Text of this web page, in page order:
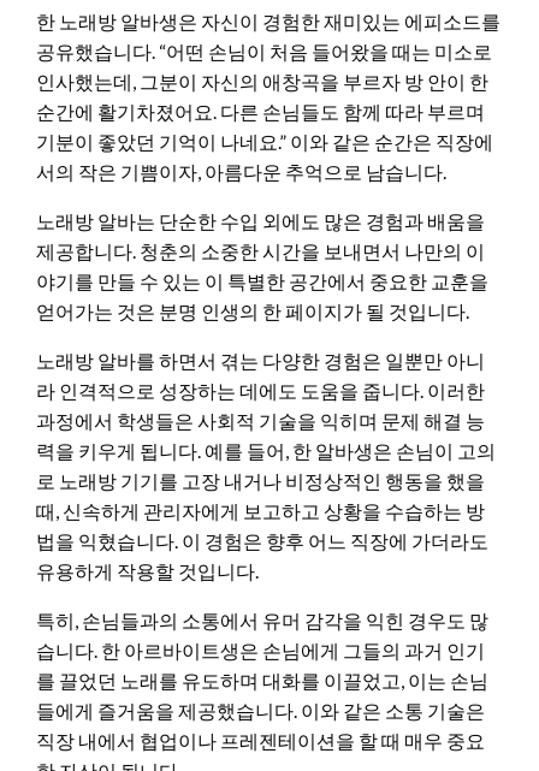
한 노래방 알바생은 자신이 경험한 재미있는 에피소드를
공유했습니다. “어떤 손님이 처음 들어왔을 때는 미소로
인사했는데, 그분이 자신의 애창곡을 부르자 방 안이 한
순간에 활기차졌어요. 다른 손님들도 함께 따라 부르며
기분이 좋았던 기억이 나네요.” 이와 같은 순간은 직장에
서의 작은 기쁨이자, 아름다운 추억으로 남습니다.
노래방 알바는 단순한 수입 외에도 많은 경험과 배움을
제공합니다. 청춘의 소중한 시간을 보내면서 나만의 이
야기를 만들 수 있는 이 특별한 공간에서 중요한 교훈을
얻어가는 것은 분명 인생의 한 페이지가 될 것입니다.
노래방 알바를 하면서 겪는 다양한 경험은 일뿐만 아니
라 인격적으로 성장하는 데에도 도움을 줍니다. 이러한
과정에서 학생들은 사회적 기술을 익히며 문제 해결 능
력을 키우게 됩니다. 예를 들어, 한 알바생은 손님이 고의
로 노래방 기기를 고장 내거나 비정상적인 행동을 했을
때, 신속하게 관리자에게 보고하고 상황을 수습하는 방
법을 익혔습니다. 이 경험은 향후 어느 직장에 가더라도
유용하게 작용할 것입니다.
특히, 손님들과의 소통에서 유머 감각을 익힌 경우도 많
습니다. 한 아르바이트생은 손님에게 그들의 과거 인기
를 끌었던 노래를 유도하며 대화를 이끌었고, 이는 손님
들에게 즐거움을 제공했습니다. 이와 같은 소통 기술은
직장 내에서 협업이나 프레젠테이션을 할 때 매우 중요